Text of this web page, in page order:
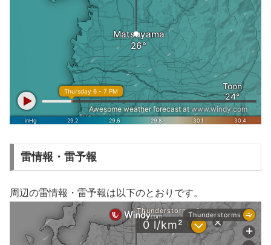
雷情報・雷予報
周辺の雷情報・雷予報は以下のとおりです。